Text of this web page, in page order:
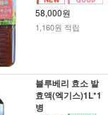
58,000원
1,160원 적립
블루베리 효소 발
효액(엑기스)1L*1
병